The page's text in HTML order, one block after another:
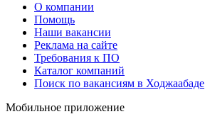
О компании
Помощь
Наши вакансии
Реклама на сайте
Требования к ПО
Каталог компаний
Поиск по вакансиям в Ходжаабаде
Мобильное приложение